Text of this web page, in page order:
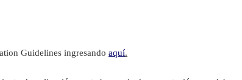
Guidelines ingresando aquí.